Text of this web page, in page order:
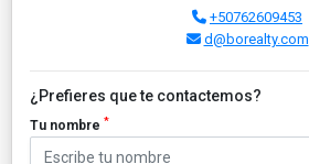
+50762609453
d@borealty.com
¿Prefieres que te contactemos?
Tu nombre *